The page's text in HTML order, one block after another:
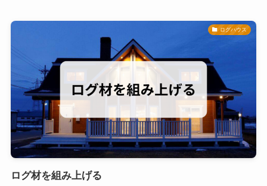
ログハウス
ログ材を組み上げる